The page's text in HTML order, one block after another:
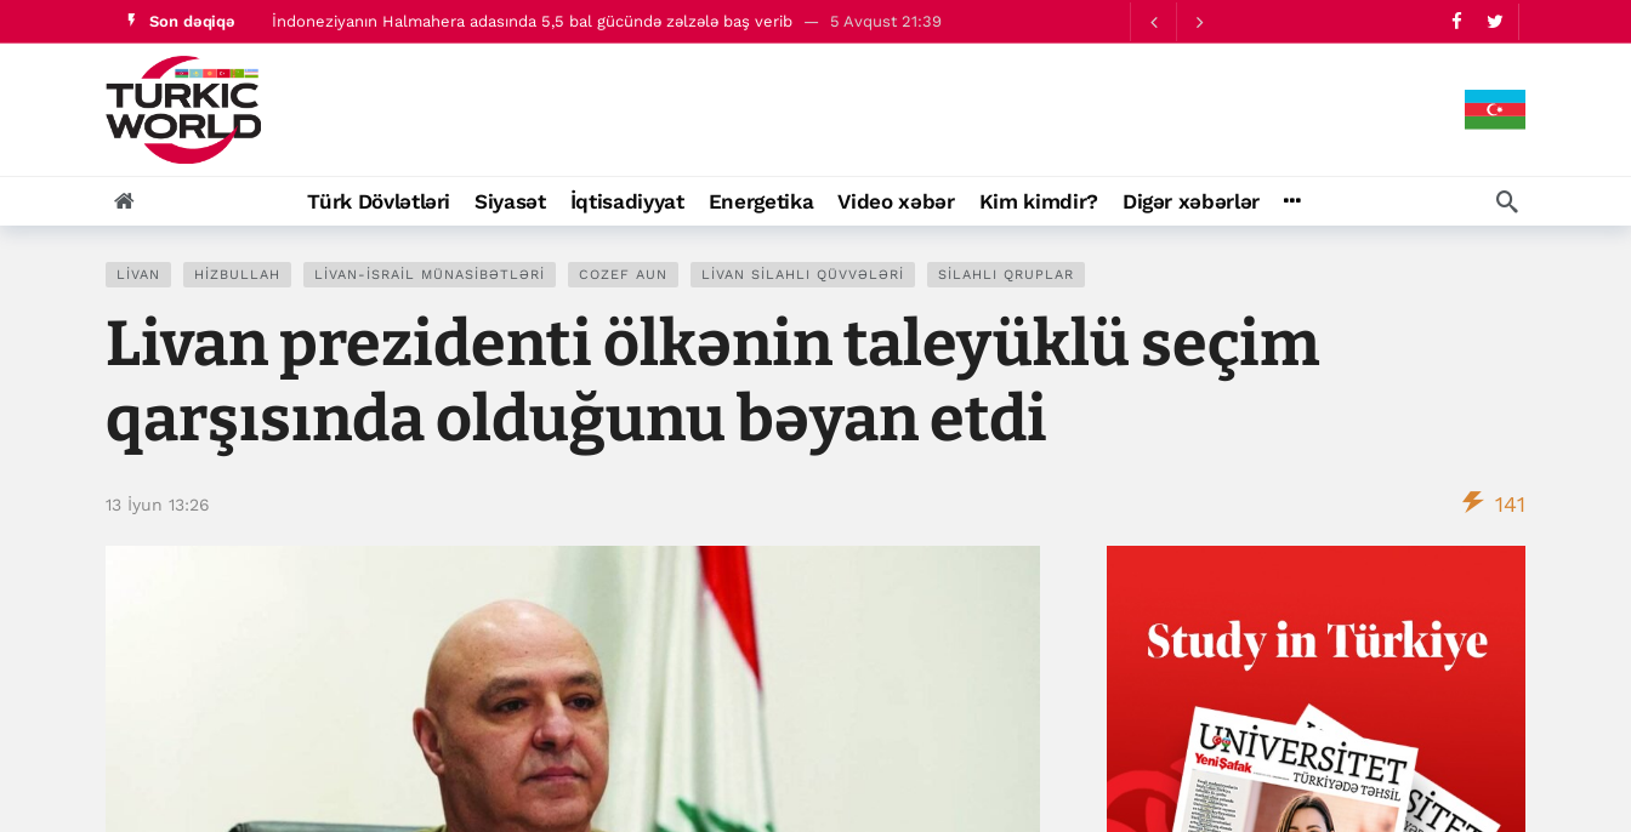
Son dəqiqə İndoneziyanın Halmahera adasında 5,5 bal gücündə zəlzələ baş verib 5 Avqust 21:39
Türk Dövlətləri Siyasət İqtisadiyyat Energetika Video xəbər Kim kimdir? Digər xəbərlər
LIVAN HIZBULLAH LIVAN-İSRAIL MÜNASIBƏTLƏRI COZEF AUN LIVAN SILAHLI QÜVVƏLƏRI SILAHLI QRUPLAR
Livan prezidenti ölkənin taleyüklü seçim
qarşısında olduğunu bəyan etdi
13 İyun 13:26 141